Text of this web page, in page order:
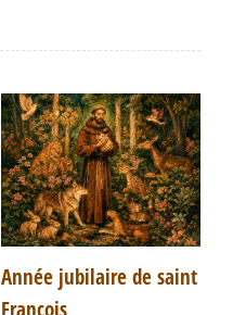
Année jubilaire de saint
François